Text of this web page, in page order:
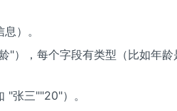
）。
"），每个字段有类型（比如年
"张三""20"）。